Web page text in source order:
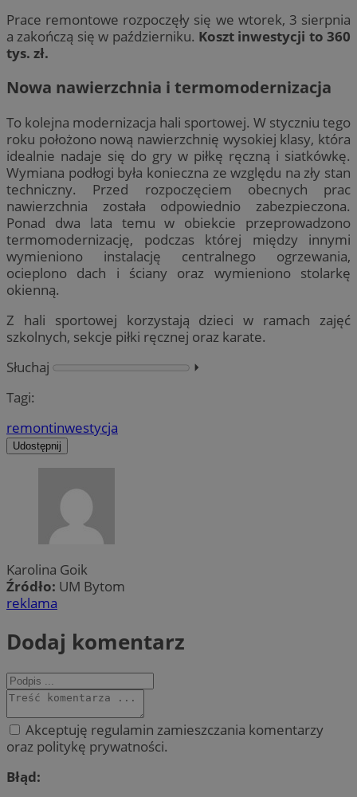
Prace remontowe rozpoczęły się we wtorek, 3 sierpnia
a zakończą się w październiku. Koszt inwestycji to 360
tys. zł.
Nowa nawierzchnia i termomodernizacja
To kolejna modernizacja hali sportowej. W styczniu tego
roku położono nową nawierzchnię wysokiej klasy, która
idealnie nadaje się do gry w piłkę ręczną i siatkówkę.
Wymiana podłogi była konieczna ze względu na zły stan
techniczny. Przed rozpoczęciem obecnych prac
nawierzchnia została odpowiednio zabezpieczona.
Ponad dwa lata temu w obiekcie przeprowadzono
termomodernizację, podczas której między innymi
wymieniono instalację centralnego ogrzewania,
ocieplono dach i ściany oraz wymieniono stolarkę
okienną.
Z hali sportowej korzystają dzieci w ramach zajęć
szkolnych, sekcje piłki ręcznej oraz karate.
Słuchaj
⏵︎
Tagi:
remontinwestycja
Udostępnij
Karolina Goik
Źródło: UM Bytom
reklama
Dodaj komentarz
Akceptuję regulamin zamieszczania komentarzy
oraz politykę prywatności.
Błąd: